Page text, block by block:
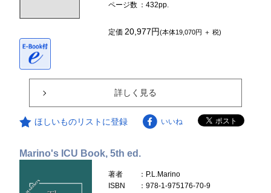
ページ数 ：432pp.
定価 20,977円(本体19,070円 ＋ 税)
詳しく見る
ほしいものリストに登録 いいね
Marino's ICU Book, 5th ed.
著者
：P.L.Marino
ISBN
：978-1-975176-70-9